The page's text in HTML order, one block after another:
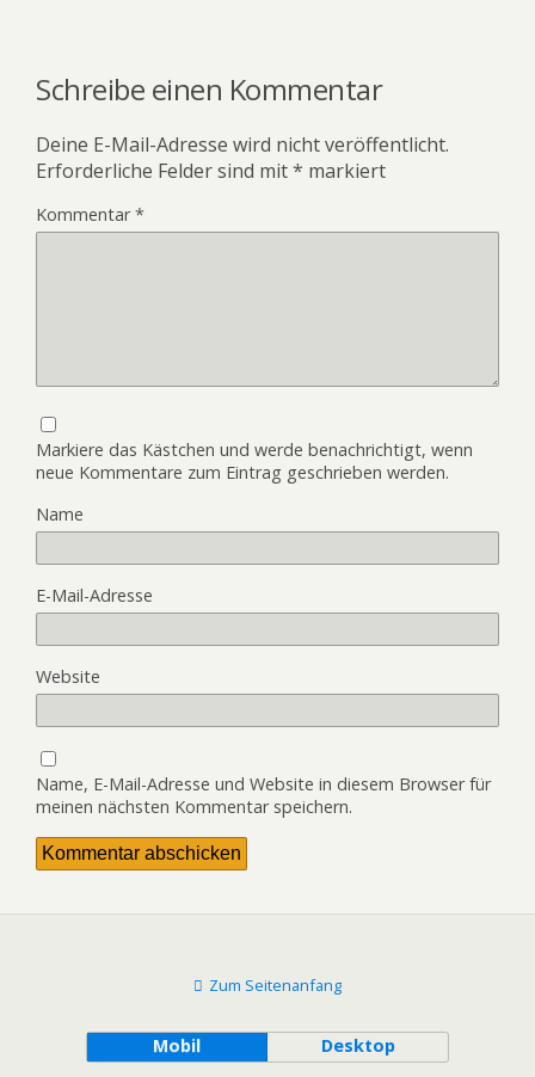
Schreibe einen Kommentar
Deine E-Mail-Adresse wird nicht veröffentlicht.
Erforderliche Felder sind mit* markiert
Kommentar*
Markiere das Kästchen und werde benachrichtigt, wenn
neue Kommentare zum Eintrag geschrieben werden.
Name
E-Mail-Adresse
Website
Name, E-Mail-Adresse und Website in diesem Browser für
meinen nächsten Kommentar speichern.
Zum Seitenanfang
Mobil Desktop